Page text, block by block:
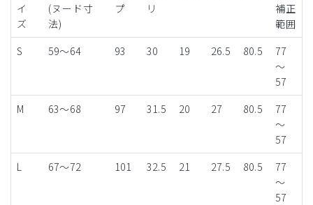
イ
ズ
(ヌード寸
法)
プ
リ
補正
範囲
S
59～64 93 30 19 26.5 80.5
77
～
57
M
63～68 97 31.5 20 27 80.5
77
～
57
L
67～72 101 32.5 21 27.5 80.5
77
～
57